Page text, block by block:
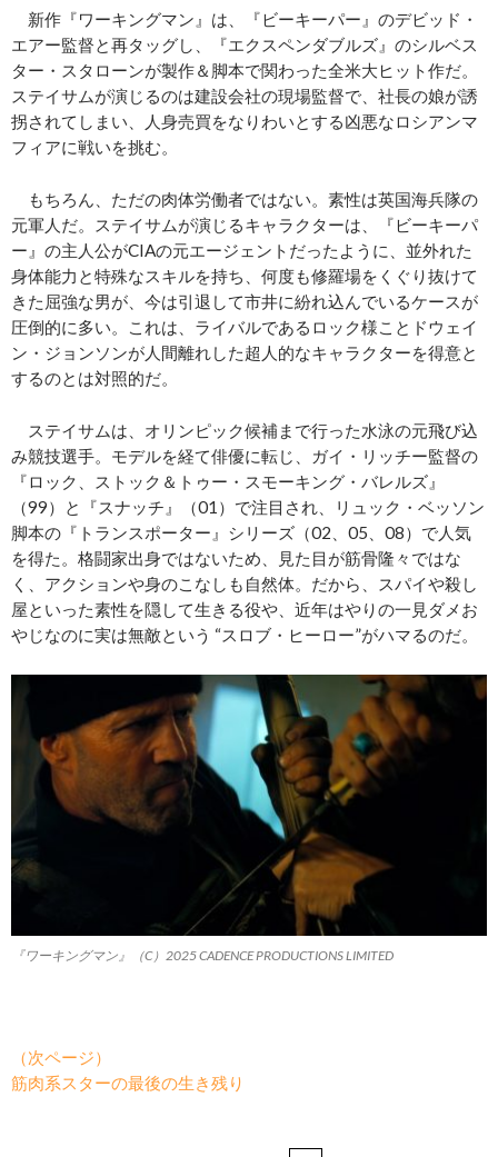
新作『ワーキングマン』は、『ビーキーパー』のデビッド・
エアー監督と再タッグし、『エクスペンダブルズ』のシルベス
ター・スタローンが製作＆脚本で関わった全米大ヒット作だ。
ステイサムが演じるのは建設会社の現場監督で、社長の娘が誘
拐されてしまい、人身売買をなりわいとする凶悪なロシアンマ
フィアに戦いを挑む。
もちろん、ただの肉体労働者ではない。素性は英国海兵隊の
元軍人だ。ステイサムが演じるキャラクターは、『ビーキーパ
ー』の主人公がCIAの元エージェントだったように、並外れた
身体能力と特殊なスキルを持ち、何度も修羅場をくぐり抜けて
きた屈強な男が、今は引退して市井に紛れ込んでいるケースが
圧倒的に多い。これは、ライバルであるロック様ことドウェイ
ン・ジョンソンが人間離れした超人的なキャラクターを得意と
するのとは対照的だ。
ステイサムは、オリンピック候補まで行った水泳の元飛び込
み競技選手。モデルを経て俳優に転じ、ガイ・リッチー監督の
『ロック、ストック＆トゥー・スモーキング・バレルズ』
（99）と『スナッチ』（01）で注目され、リュック・ベッソン
脚本の『トランスポーター』シリーズ（02、05、08）で人気
を得た。格闘家出身ではないため、見た目が筋骨隆々ではな
く、アクションや身のこなしも自然体。だから、スパイや殺し
屋といった素性を隠して生きる役や、近年はやりの一見ダメお
やじなのに実は無敵という “スロブ・ヒーロー”がハマるのだ。
『ワーキングマン』（C）2025 CADENCE PRODUCTIONS LIMITED
（次ページ）
筋肉系スターの最後の生き残り